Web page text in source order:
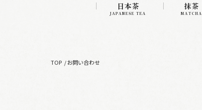
日本茶
JAPANESE TEA
抹茶
MATCHA
TOP お問い合わせ